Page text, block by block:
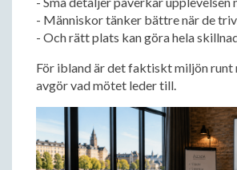
- Människor tänker bättre när de
- Och rätt plats kan göra hela
För ibland är det faktiskt miljön runt
avgör vad mötet leder till.